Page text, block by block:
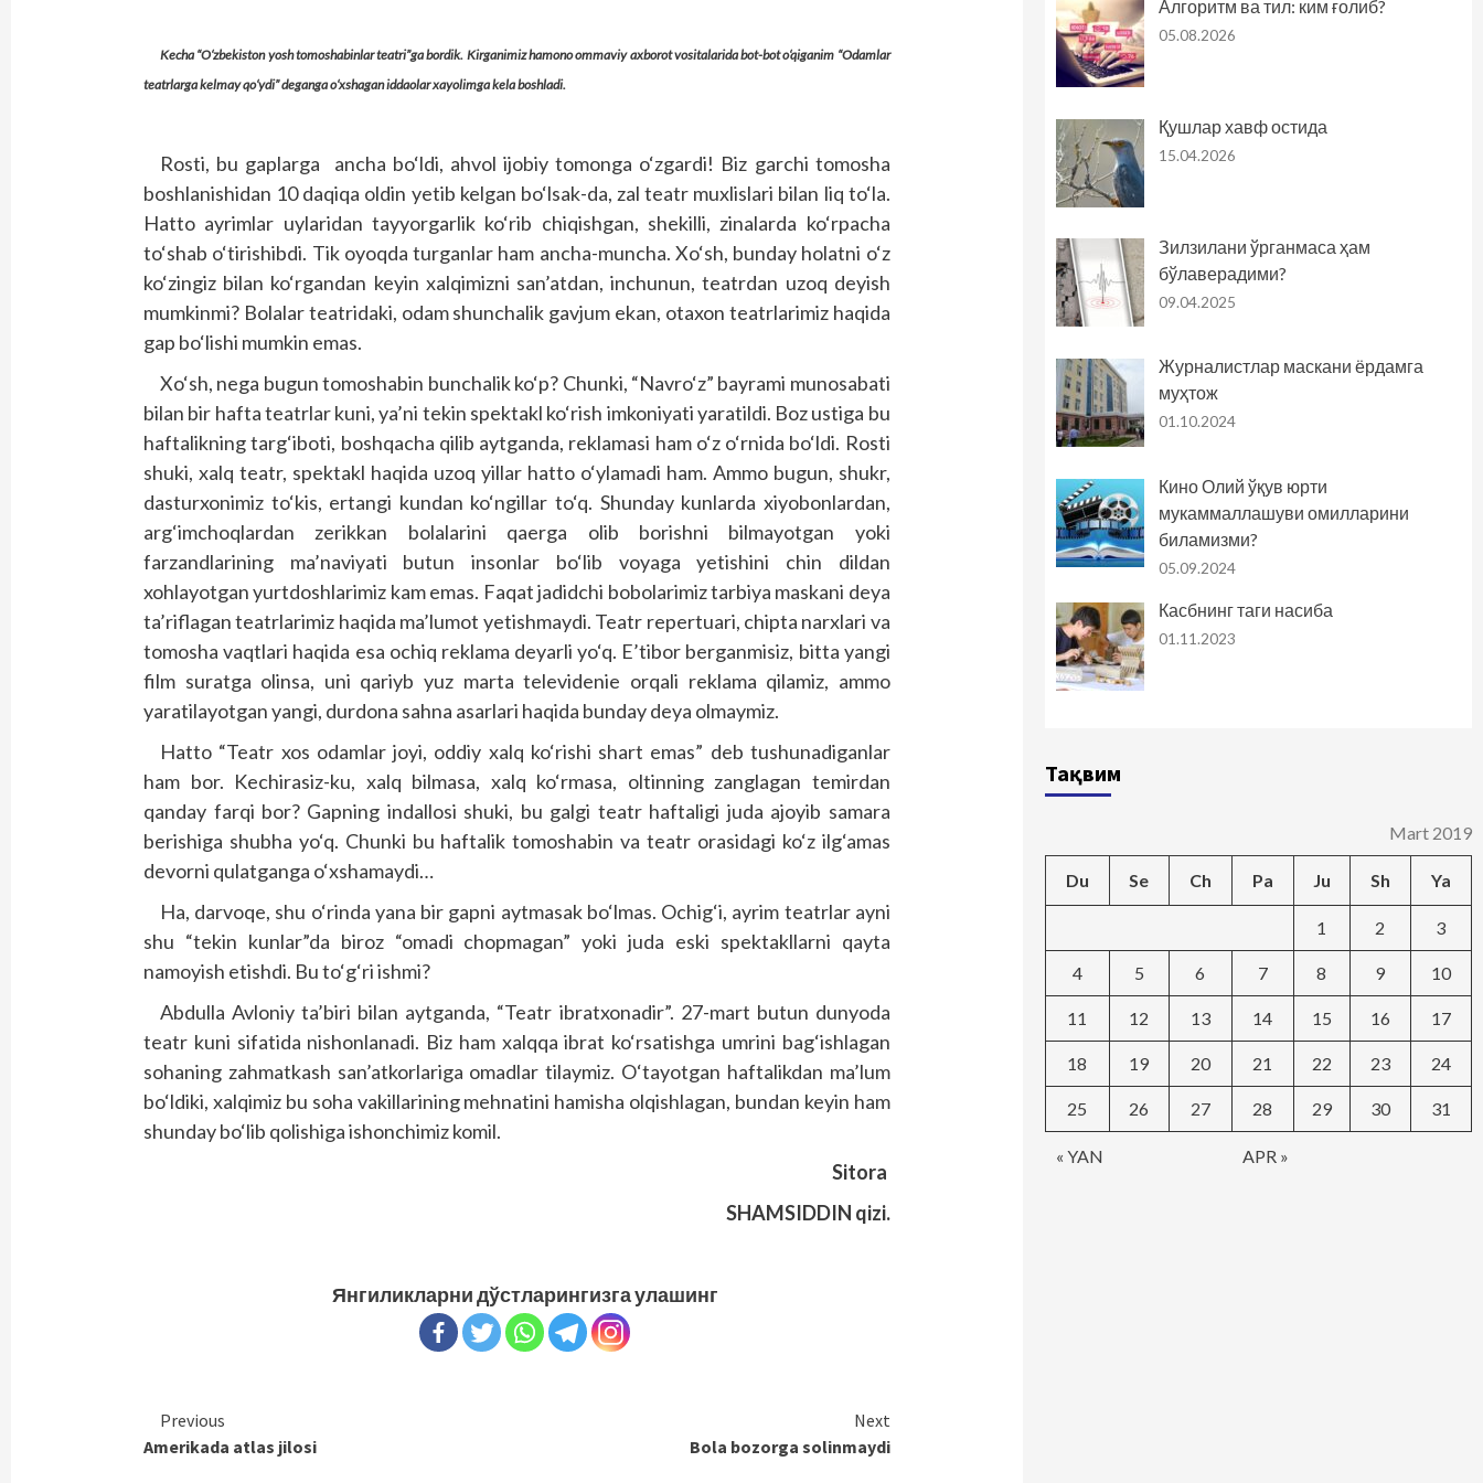
Kecha “O‘zbekiston yosh tomoshabinlar teatri”ga bordik. Kirganimiz hamono ommaviy axborot vositalarida bot-bot o‘qiganim “Odamlar
teatrlarga kelmay qo‘ydi” deganga o‘xshagan iddaolar xayolimga kela boshladi.
Rosti, bu gaplarga ancha bo‘ldi, ahvol ijobiy tomonga o‘zgardi! Biz garchi tomosha
boshlanishidan 10 daqiqa oldin yetib kelgan bo‘lsak-da, zal teatr muxlislari bilan liq to‘la.
Hatto ayrimlar uylaridan tayyorgarlik ko‘rib chiqishgan, shekilli, zinalarda ko‘rpacha
to‘shab o‘tirishibdi. Tik oyoqda turganlar ham ancha-muncha. Xo‘sh, bunday holatni o‘z
ko‘zingiz bilan ko‘rgandan keyin xalqimizni san’atdan, inchunun, teatrdan uzoq deyish
mumkinmi? Bolalar teatridaki, odam shunchalik gavjum ekan, otaxon teatrlarimiz haqida
gap bo‘lishi mumkin emas.
Xo‘sh, nega bugun tomoshabin bunchalik ko‘p? Chunki, “Navro‘z” bayrami munosabati
bilan bir hafta teatrlar kuni, ya’ni tekin spektakl ko‘rish imkoniyati yaratildi. Boz ustiga bu
haftalikning targ‘iboti, boshqacha qilib aytganda, reklamasi ham o‘z o‘rnida bo‘ldi. Rosti
shuki, xalq teatr, spektakl haqida uzoq yillar hatto o‘ylamadi ham. Ammo bugun, shukr,
dasturxonimiz to‘kis, ertangi kundan ko‘ngillar to‘q. Shunday kunlarda xiyobonlardan,
arg‘imchoqlardan zerikkan bolalarini qaerga olib borishni bilmayotgan yoki
farzandlarining ma’naviyati butun insonlar bo‘lib voyaga yetishini chin dildan
xohlayotgan yurtdoshlarimiz kam emas. Faqat jadidchi bobolarimiz tarbiya maskani deya
ta’riflagan teatrlarimiz haqida ma’lumot yetishmaydi. Teatr repertuari, chipta narxlari va
tomosha vaqtlari haqida esa ochiq reklama deyarli yo‘q. E’tibor berganmisiz, bitta yangi
film suratga olinsa, uni qariyb yuz marta televidenie orqali reklama qilamiz, ammo
yaratilayotgan yangi, durdona sahna asarlari haqida bunday deya olmaymiz.
Hatto “Teatr xos odamlar joyi, oddiy xalq ko‘rishi shart emas” deb tushunadiganlar
ham bor. Kechirasiz-ku, xalq bilmasa, xalq ko‘rmasa, oltinning zanglagan temirdan
qanday farqi bor? Gapning indallosi shuki, bu galgi teatr haftaligi juda ajoyib samara
berishiga shubha yo‘q. Chunki bu haftalik tomoshabin va teatr orasidagi ko‘z ilg‘amas
devorni qulatganga o‘xshamaydi…
Ha, darvoqe, shu o‘rinda yana bir gapni aytmasak bo‘lmas. Ochig‘i, ayrim teatrlar ayni
shu “tekin kunlar”da biroz “omadi chopmagan” yoki juda eski spektakllarni qayta
namoyish etishdi. Bu to‘g‘ri ishmi?
Abdulla Avloniy ta’biri bilan aytganda, “Teatr ibratxonadir”. 27-mart butun dunyoda
teatr kuni sifatida nishonlanadi. Biz ham xalqqa ibrat ko‘rsatishga umrini bag‘ishlagan
sohaning zahmatkash san’atkorlariga omadlar tilaymiz. O‘tayotgan haftalikdan ma’lum
bo‘ldiki, xalqimiz bu soha vakillarining mehnatini hamisha olqishlagan, bundan keyin ham
shunday bo‘lib qolishiga ishonchimiz komil.
Sitora
SHAMSIDDIN qizi.
Янгиликларни дўстларингизга улашинг
Continue
Reading
Previous
Amerikada atlas jilosi
Next
Bola bozorga solinmaydi
Алгоритм ва тил: ким ғолиб?
05.08.2026
Қушлар хавф остида
15.04.2026
Зилзилани ўрганмаса ҳам
бўлаверадими?
09.04.2025
Журналистлар маскани ёрдамга
муҳтож
01.10.2024
Кино Олий ўқув юрти
мукаммаллашуви омилларини
биламизми?
05.09.2024
Касбнинг таги насиба
01.11.2023
Тақвим
Mart 2019
Du Se Ch Pa Ju Sh Ya
« YAN APR »
1 2 3
4 5 6 7 8 9 10
11 12 13 14 15 16 17
18 19 20 21 22 23 24
25 26 27 28 29 30 31